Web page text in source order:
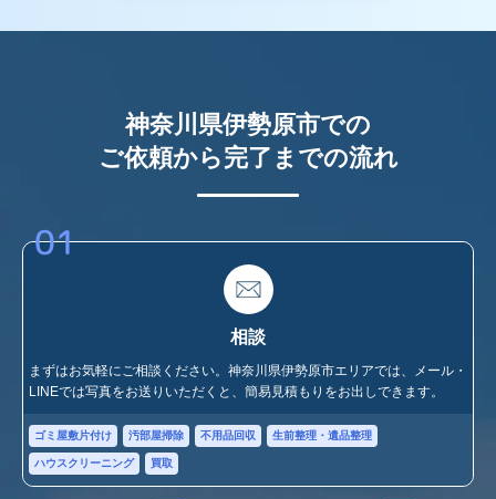
神奈川県伊勢原市での
ご依頼から完了までの流れ
01
相談
まずはお気軽にご相談ください。神奈川県伊勢原市エリアでは、メール・
LINEでは写真をお送りいただくと、簡易見積もりをお出しできます。
ゴミ屋敷片付け 汚部屋掃除 不用品回収 生前整理・遺品整理
ハウスクリーニング 買取